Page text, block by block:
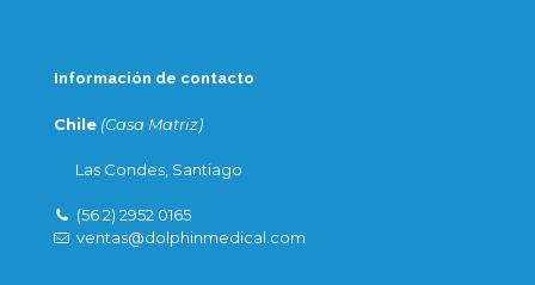
Información de contacto
Chile (Casa Matriz)
Las Condes, Santiago
(56 2) 2952 0165
ventas@dolphinmedical.com